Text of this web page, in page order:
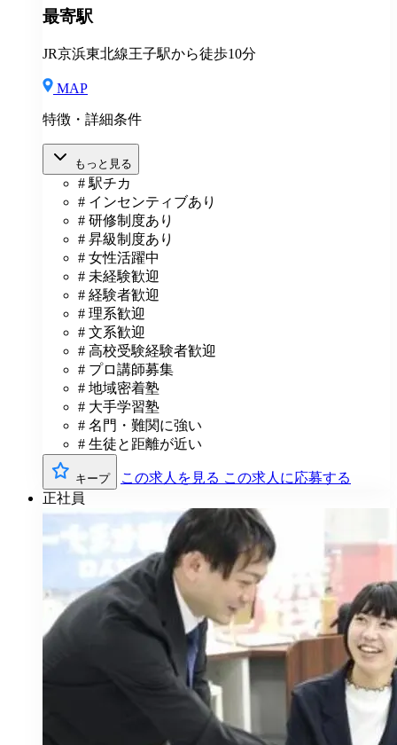
最寄駅
JR京浜東北線王子駅から徒歩10分
MAP
特徴・詳細条件
もっと見る
# 駅チカ
# インセンティブあり
# 研修制度あり
# 昇級制度あり
# 女性活躍中
# 未経験歓迎
# 経験者歓迎
# 理系歓迎
# 文系歓迎
# 高校受験経験者歓迎
# プロ講師募集
# 地域密着塾
# 大手学習塾
# 名門・難関に強い
# 生徒と距離が近い
キープ この求人を見る この求人に応募する
正社員